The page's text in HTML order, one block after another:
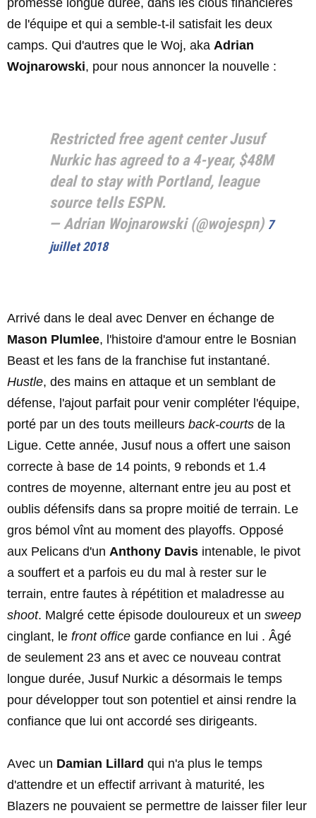
promesse longue durée, dans les clous financières
de l'équipe et qui a semble-t-il satisfait les deux
camps. Qui d'autres que le Woj, aka Adrian
Wojnarowski, pour nous annoncer la nouvelle :
Restricted free agent center Jusuf
Nurkic has agreed to a 4-year, $48M
deal to stay with Portland, league
source tells ESPN.
— Adrian Wojnarowski (@wojespn) 7
juillet 2018
Arrivé dans le deal avec Denver en échange de
Mason Plumlee, l'histoire d'amour entre le Bosnian
Beast et les fans de la franchise fut instantané.
Hustle, des mains en attaque et un semblant de
défense, l'ajout parfait pour venir compléter l'équipe,
porté par un des touts meilleurs back-courts de la
Ligue. Cette année, Jusuf nous a offert une saison
correcte à base de 14 points, 9 rebonds et 1.4
contres de moyenne, alternant entre jeu au post et
oublis défensifs dans sa propre moitié de terrain. Le
gros bémol vînt au moment des playoffs. Opposé
aux Pelicans d'un Anthony Davis intenable, le pivot
a souffert et a parfois eu du mal à rester sur le
terrain, entre fautes à répétition et maladresse au
shoot. Malgré cette épisode douloureux et un sweep
cinglant, le front office garde confiance en lui . Âgé
de seulement 23 ans et avec ce nouveau contrat
longue durée, Jusuf Nurkic a désormais le temps
pour développer tout son potentiel et ainsi rendre la
confiance que lui ont accordé ses dirigeants.
Avec un Damian Lillard qui n'a plus le temps
d'attendre et un effectif arrivant à maturité, les
Blazers ne pouvaient se permettre de laisser filer leur